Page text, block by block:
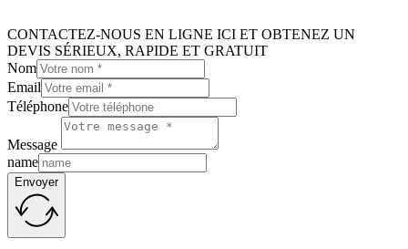
CONTACTEZ-NOUS EN LIGNE ICI ET OBTENEZ UN
DEVIS SÉRIEUX, RAPIDE ET GRATUIT
Nom
Email
Téléphone
Message
name
Envoyer